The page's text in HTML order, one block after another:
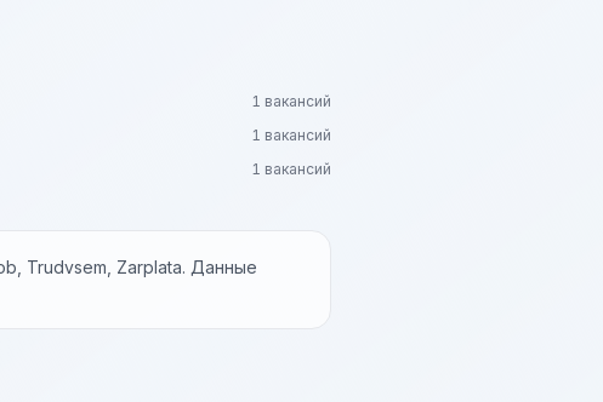
1 вакансий
1 вакансий
1 вакансий
Trudvsem, Zarplata. Данные